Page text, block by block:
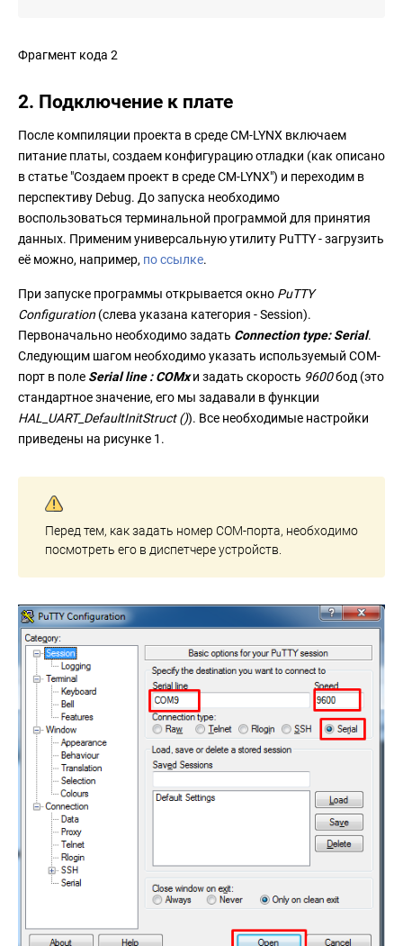
Фрагмент кода 2
2. Подключение к плате
После компиляции проекта в среде CM-LYNX включаем
питание платы, создаем конфигурацию отладки (как описано
в статье "Создаем проект в среде CM-LYNX") и переходим в
перспективу Debug. До запуска необходимо
воспользоваться терминальной программой для принятия
данных. Применим универсальную утилиту PuTTY - загрузить
её можно, например, по ссылке.
При запуске программы открывается окно PuTTY
Configuration (слева указана категория - Session).
Первоначально необходимо задать Connection type: Serial.
Следующим шагом необходимо указать используемый COM-
порт в поле Serial line : COMxи задать скорость 9600бод (это
стандартное значение, его мы задавали в функции
HAL_UART_DefaultInitStruct ()). Все необходимые настройки
приведены на рисунке 1.
Перед тем, как задать номер COM-порта, необходимо
посмотреть его в диспетчере устройств.